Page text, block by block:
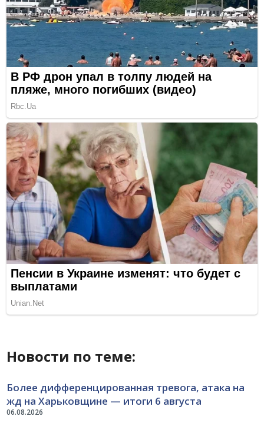
Новости по теме:
06.08.2026
Более дифференцированная тревога, атака на
жд на Харьковщине — итоги 6 августа